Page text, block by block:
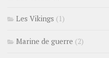
Les Vikings (1)
Marine de guerre (2)